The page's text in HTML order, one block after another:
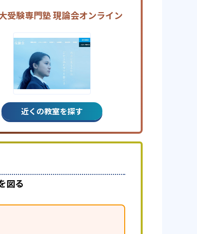
受験専門塾 現論会オンライン
近くの教室を探す
図る